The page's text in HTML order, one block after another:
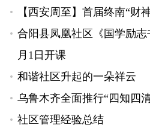
【西安周至】首届终南“财
合阳县凤凰社区《国学励
月1日开课
和谐社区升起的一朵祥云
乌鲁木齐全面推行“四知四
社区管理经验总结